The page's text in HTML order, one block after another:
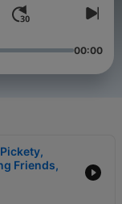
00:00
Friends,